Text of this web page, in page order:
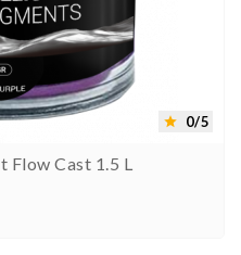
 0/5
Flow Cast 1.5 L